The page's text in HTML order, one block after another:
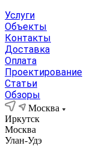
Услуги
Объекты
Контакты
Доставка
Оплата
Проектирование
Статьи
Обзоры
Москва
Иркутск
Москва
Улан-Удэ